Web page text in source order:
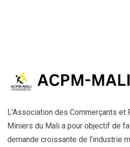
L'Association des Commerçants et
Miniers du Mali a pour objectif de
demande croissante de l’industrie